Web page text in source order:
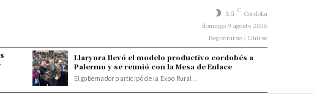
3.5 C Córdoba
domingo 9 agosto 2026
Registrarse / Unirse
Llaryora llevó el modelo productivo cordobés a
Palermo y se reunió con la Mesa de Enlace
El gobernador participó de la Expo Rural...